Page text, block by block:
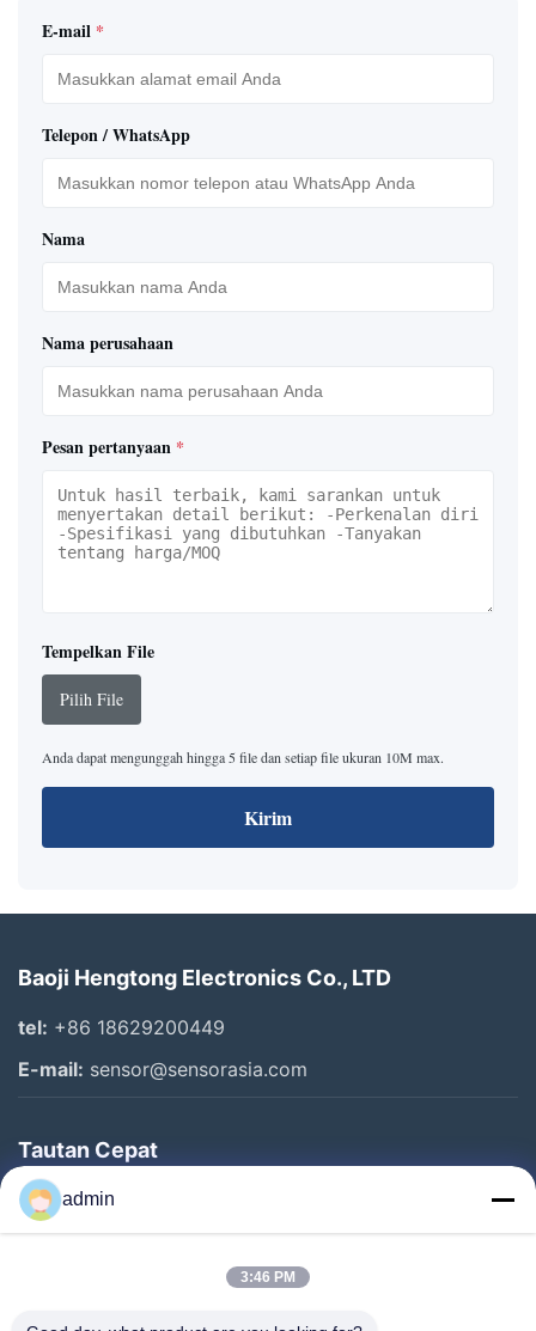
E-mail *
Telepon / WhatsApp
Nama
Nama perusahaan
Pesan pertanyaan *
Tempelkan File
Pilih File
Anda dapat mengunggah hingga 5 file dan setiap file ukuran 10M max.
Kirim
Baoji Hengtong Electronics Co., LTD
tel: +86 18629200449
E-mail: sensor@sensorasia.com
Tautan Cepat
Rumah
Produk
Tentang Kami
admin
3:46 PM